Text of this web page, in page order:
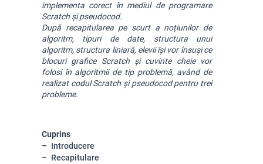
implementa corect în mediul de programare
Scratch și pseudocod.
După recapitularea pe scurt a noțiunilor de
algoritm, tipuri de date, structura unui
algoritm, structura liniară, elevii își vor însuși ce
blocuri grafice Scratch și cuvinte cheie vor
folosi în algoritmii de tip problemă, având de
realizat codul Scratch și pseudocod pentru trei
probleme.
Cuprins
Introducere
Recapitulare